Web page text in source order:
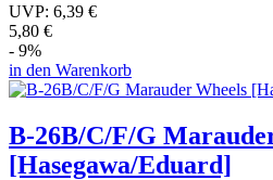
UVP: 6,39 €
5,80 €
- 9%
in den Warenkorb
B-26B/C/F/G
[Hasegawa/Eduard]